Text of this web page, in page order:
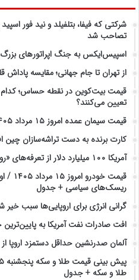
شرکتی که فیفا، بتلفیلد و نید فور
تصاحب شد
اسپیس‌ایکس به جنگ اپراتورهای بزرگ
از تهران تا جام جهانی؛ مقایسه پاداش
تعیین می‌کنند؟
قیمت سیمان عمده امروز ۱۵ مرداد ۱۴۰۵ + جدول
کارت برنده به دست تراشه‌سازان چین
آمریکا ۱۰۰ میلیارد دلار از تعرفه‌های «روز آزادی» ترامپ را پس داد
قیمت
ریسک‌های سیاسی + جدول
گرانی انرژی برای اروپایی‌ها سبب خیر
افت صادرات نفت آمریکا به پایین‌ترین حجم در
آلمان صدرنشین حداقل دستمزد اروپا
طلا و سکه + جدول